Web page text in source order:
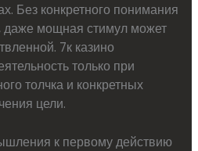
Без конкретного понимания
даже мощная стимул может
7к казино
только при
толчка и конкретных
цели.
к первому действию